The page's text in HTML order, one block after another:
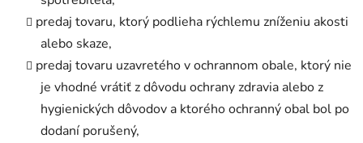
predaj tovaru, ktorý podlieha rýchlemu zníženiu akosti
alebo skaze,
predaj tovaru uzavretého v ochrannom obale, ktorý nie
je vhodné vrátiť z dôvodu ochrany zdravia alebo z
hygienických dôvodov a ktorého ochranný obal bol po
dodaní porušený,